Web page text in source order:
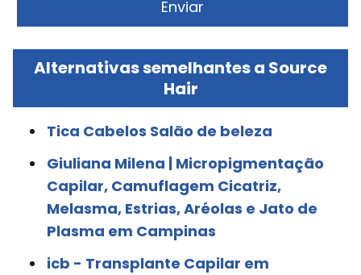
Alternativas semelhantes a Source
Hair
Tica Cabelos Salão de beleza
Giuliana Milena | Micropigmentação
Capilar, Camuflagem Cicatriz,
Melasma, Estrias, Aréolas e Jato de
Plasma em Campinas
icb - Transplante Capilar em